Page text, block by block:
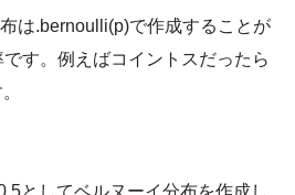
は.bernoulli(p)で作成することが
す。例えばコイントスだったら
としてベルヌーイ分布を作成し